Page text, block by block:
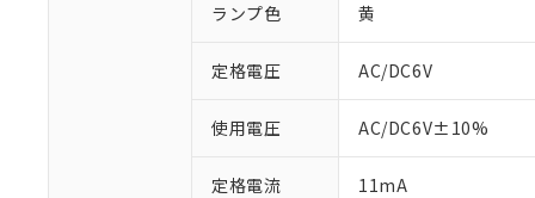
ランプ色 黄
定格電圧 AC/DC6V
使用電圧 AC/DC6V±10%
定格電流 11mA
本サービス
くものです。
当社制御機
在庫状況お
*EU RoHS指令（10物質
鉛(Pb) 1000ppm以下、
六価クロム(Cr(Ⅵ))
フタル酸ビス(2-エチル
ル（DBP） 1000ppm
但し、RoHS指令で産業
フタル酸エステル類の
「×」：最大均質
「－」：未確認で
Pb(鉛) :1000ppm、 Hg(
DEHP(フタル酸ビス(2-
当社は、こ
う）を輸出
などの必要
当社は規制
記
号
○ 一定数